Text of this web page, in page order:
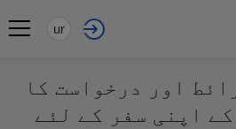
ur
اور درخواست کا
اپنی سفر کے لئے